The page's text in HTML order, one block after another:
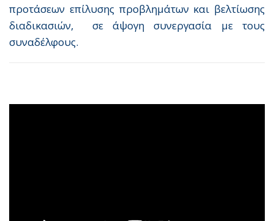
προτάσεων επίλυσης προβλημάτων και βελτίωσης
διαδικασιών, σε άψογη συνεργασία με τους
συναδέλφους.